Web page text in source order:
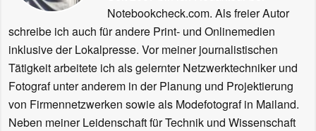
Notebookcheck.com. Als freier Autor
schreibe ich auch für andere Print- und Onlinemedien
inklusive der Lokalpresse. Vor meiner journalistischen
Tätigkeit arbeitete ich als gelernter Netzwerktechniker und
Fotograf unter anderem in der Planung und Projektierung
von Firmennetzwerken sowie als Modefotograf in Mailand.
Neben meiner Leidenschaft für Technik und Wissenschaft